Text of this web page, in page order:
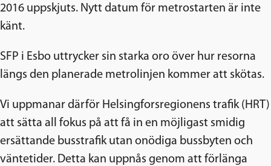
2016 uppskjuts. Nytt datum för metrostarten är inte
känt.
SFP i Esbo uttrycker sin starka oro över hur resorna
längs den planerade metrolinjen kommer att skötas.
Vi uppmanar därför Helsingforsregionens trafik (HRT)
att sätta all fokus på att få in en möjligast smidig
ersättande busstrafik utan onödiga bussbyten och
väntetider. Detta kan uppnås genom att förlänga